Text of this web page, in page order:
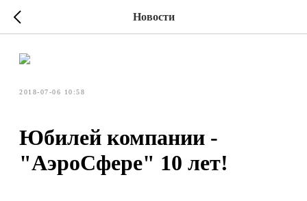
Новости
2018-07-06 10:58
Юбилей компании -
"АэроСфере" 10 лет!